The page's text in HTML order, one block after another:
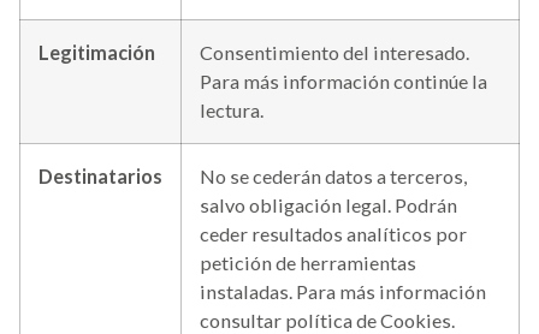
Legitimación
Consentimiento del interesado.
Para más información continúe la
lectura.
Destinatarios
No se cederán datos a terceros,
salvo obligación legal. Podrán
ceder resultados analíticos por
petición de herramientas
instaladas. Para más información
consultar política de Cookies.